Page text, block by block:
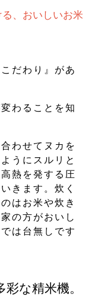
る、おいしいお米
だわり』があ
わることを知
わせてヌカを
うにスルリと
熱を発する圧
きます。炊く
はお米や炊き
の方がおいし
は台無しです
な精米機。